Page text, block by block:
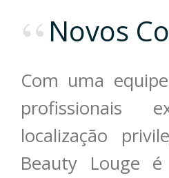
Novos
Com uma
profissionais
localização
Beauty Louge